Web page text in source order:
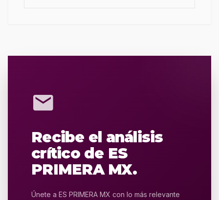
mail
Recibe el análisis
crítico de ES
PRIMERA MX.
Únete a ES PRIMERA MX con lo más relevante